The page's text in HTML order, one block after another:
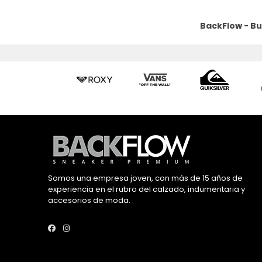
BackFlow -
Somos una empresa joven, con más de 15 años de
experiencia en el rubro del calzado, indumentaria y
accesorios de moda.